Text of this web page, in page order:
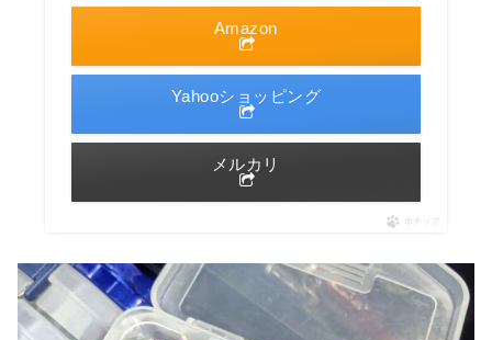
Amazon
Yahooショッピング
メルカリ
ポチップ